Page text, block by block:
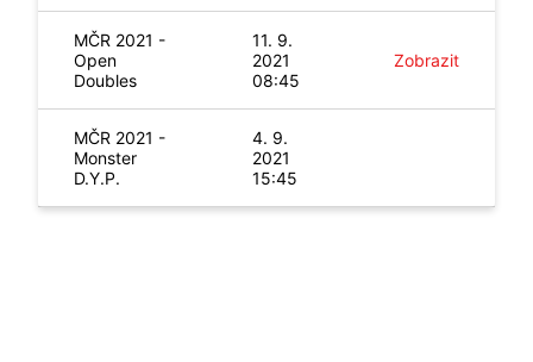
MČR 2021 -
Open
Doubles
11. 9.
2021
08:45
Zobrazit
MČR 2021 -
Monster
D.Y.P.
4. 9.
2021
15:45